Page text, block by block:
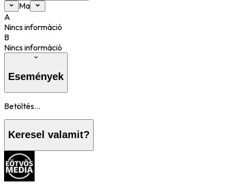
Ma
A
Nincs információ
B
Nincs információ
Események
Betöltés...
Keresel valamit?